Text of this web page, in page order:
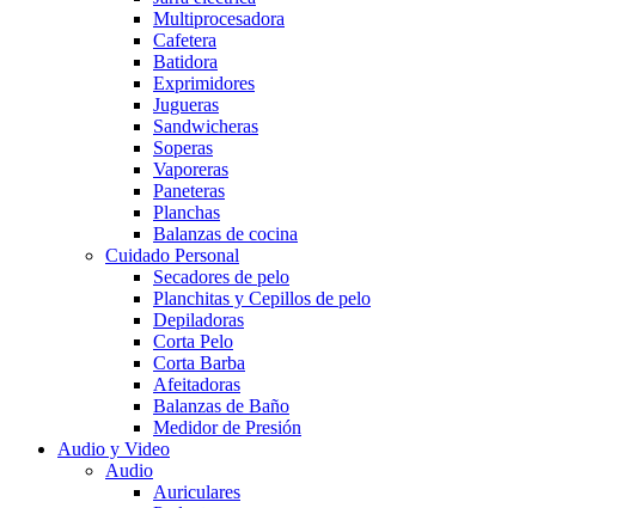
Multiprocesadora
Cafetera
Batidora
Exprimidores
Jugueras
Sandwicheras
Soperas
Vaporeras
Paneteras
Planchas
Balanzas de cocina
Cuidado Personal
Secadores de pelo
Planchitas y Cepillos de pelo
Depiladoras
Corta Pelo
Corta Barba
Afeitadoras
Balanzas de Baño
Medidor de Presión
Audio y Video
Audio
Auriculares